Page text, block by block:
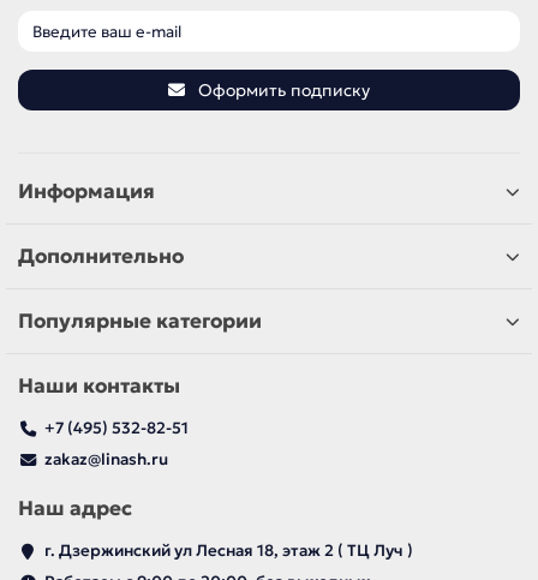
Оформить подписку
Информация
Дополнительно
Популярные категории
Наши контакты
+7 (495) 532-82-51
zakaz@linash.ru
Наш адрес
г. Дзержинский ул Лесная 18, этаж 2 ( ТЦ Луч )